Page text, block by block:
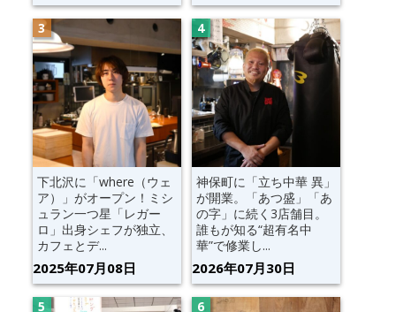
下北沢に「where（ウェ
ア）」がオープン！ミシ
ュラン一つ星「レガー
ロ」出身シェフが独立、
カフェとデ...
2025年07月08日
神保町に「立ち中華 異」
が開業。「あつ盛」「あ
の字」に続く3店舗目。
誰もが知る“超有名中
華”で修業し...
2026年07月30日